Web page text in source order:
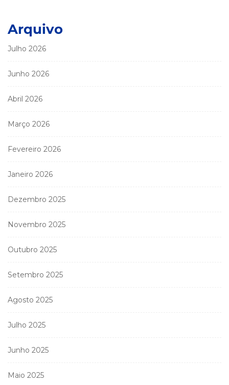
Arquivo
Julho 2026
Junho 2026
Abril 2026
Março 2026
Fevereiro 2026
Janeiro 2026
Dezembro 2025
Novembro 2025
Outubro 2025
Setembro 2025
Agosto 2025
Julho 2025
Junho 2025
Maio 2025